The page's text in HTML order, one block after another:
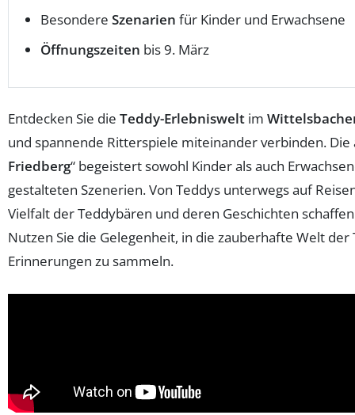
Besondere Szenarien für Kinder und Erwachsene
Öffnungszeiten bis 9. März
Entdecken Sie die Teddy-Erlebniswelt im
und spannende Ritterspiele miteinander verbinden. Die
Friedberg“ begeistert sowohl Kinder als auch
gestalteten Szenerien. Von Teddys unterwegs auf
Vielfalt der Teddybären und deren Geschichten
Nutzen Sie die Gelegenheit, in die zauberhafte Welt
Erinnerungen zu sammeln.